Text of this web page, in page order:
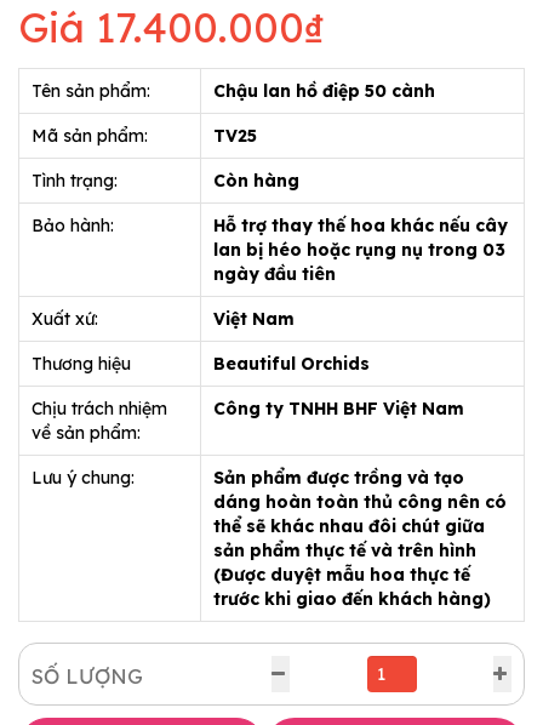
Giá 17.400.000₫
Tên sản phẩm: Chậu lan hồ điệp 50 cành
Mã sản phẩm: TV25
Tình trạng: Còn hàng
Bảo hành:
Hỗ trợ thay thế hoa khác nếu cây
lan bị héo hoặc rụng nụ trong 03
ngày đầu tiên
Xuất xứ: Việt Nam
Thương hiệu Beautiful Orchids
Chịu trách nhiệm
về sản phẩm:
Công ty TNHH BHF Việt Nam
Lưu ý chung:
Sản phẩm được trồng và tạo
dáng hoàn toàn thủ công nên có
thể sẽ khác nhau đôi chút giữa
sản phẩm thực tế và trên hình
(Được duyệt mẫu hoa thực tế
trước khi giao đến khách hàng)
SỐ LƯỢNG